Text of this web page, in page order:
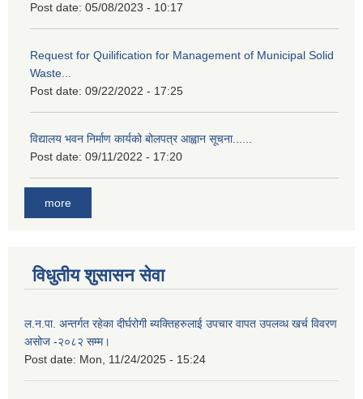
Post date: 05/08/2023 - 10:17
Request for Quilification for Management of Municipal Solid
Waste...
Post date: 09/22/2022 - 17:25
विद्यालय भवन निर्माण कार्यको बोलपत्र आह्वान सूचना......
Post date: 09/11/2022 - 17:20
more
विधुतीय शुसासन सेवा
ल.न.पा. अन्तर्गत रहेका दीर्घरोगी ब्यक्तिहरुलाई उपचार वापत उपलव्ध खर्च विवरण
असोज -२०८२ सम्म।
Post date: Mon, 11/24/2025 - 15:24